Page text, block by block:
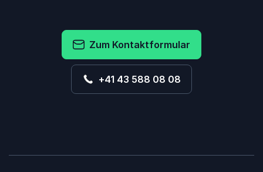
Zum Kontaktformular
+41 43 588 08 08